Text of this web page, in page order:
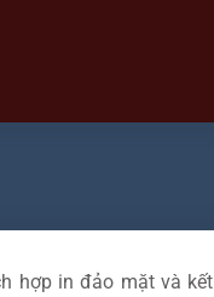
hợp in đảo mặt và